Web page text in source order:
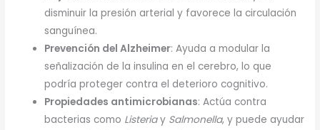
disminuir la presión arterial y favorece la circulación
sanguínea.
Prevención del Alzheimer: Ayuda a modular la
señalización de la insulina en el cerebro, lo que
podría proteger contra el deterioro cognitivo.
Propiedades antimicrobianas: Actúa contra
bacterias como Listeriay Salmonella, y puede ayudar